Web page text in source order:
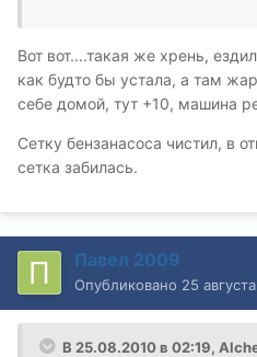
Вот вот....такая же хрень,
как будто бы устала, а там
себе домой, тут +10, машина
Сетку бензанасоса чистил, в
сетка забилась.
Павел 2009
Опубликовано 25
В 25.08.2010 в 02:19,